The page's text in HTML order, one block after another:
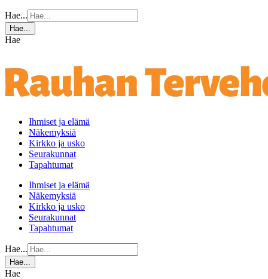
Hae...
Hae...
Hae
Ihmiset ja elämä
Näkemyksiä
Kirkko ja usko
Seurakunnat
Tapahtumat
Ihmiset ja elämä
Näkemyksiä
Kirkko ja usko
Seurakunnat
Tapahtumat
Hae...
Hae...
Hae